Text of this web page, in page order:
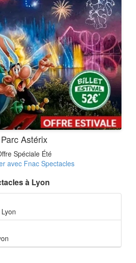
Parc Astérix
Spéciale Été
avec Fnac Spectacles
à Lyon